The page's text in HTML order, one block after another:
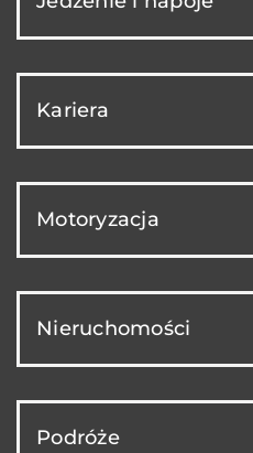
Kariera
Motoryzacja
Nieruchomości
Podróże